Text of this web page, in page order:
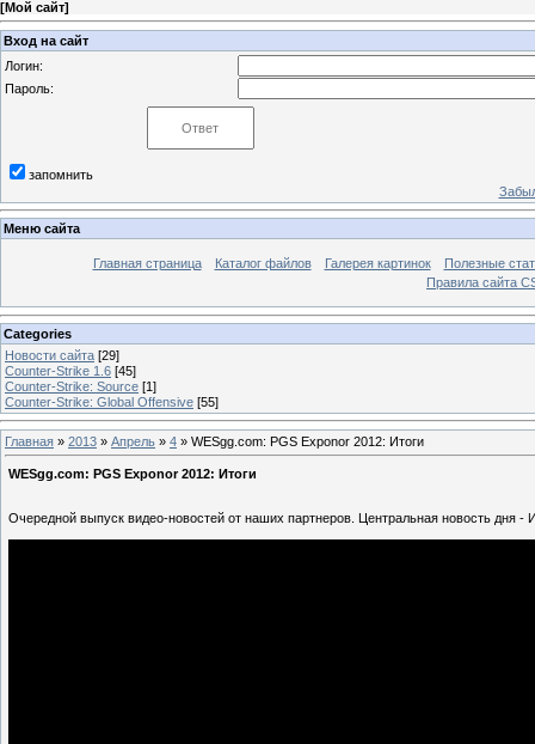
[Мой сайт]
Вход на сайт
Логин:
Пароль:
запомнить
Меню сайта
Главная страница Каталог файлов Галерея картинок
Полезные
Правила сайта
Categories
Новости сайта [29]
Counter-Strike 1.6 [45]
Counter-Strike: Sourcе [1]
Counter-Strike: Global Offensive [55]
Главная » 2013 » Апрель » 4 » WESgg.com: PGS Exponor 2012: Итоги
WESgg.com: PGS Exponor 2012: Итоги
Очередной выпуск видео-новостей от наших партнеров. Центральная новость дня -